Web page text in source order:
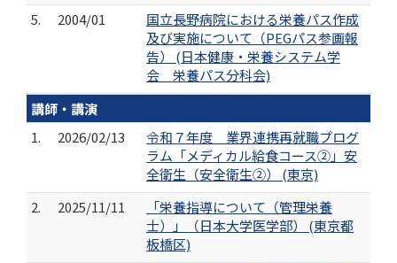
5.
2004/01
国立長野病院における栄養パス作成
及び実施について（PEGパス参画報
告） (日本健康・栄養システム学
会 栄養パス分科会)
講師・講演
1.
2026/02/13
令和７年度 業界連携再就職プログ
ラム「メディカル給食コース②」安
全衛生（安全衛生②） (東京)
2.
2025/11/11
「栄養指導について（管理栄養
士）」（日本大学医学部） (東京都
板橋区)